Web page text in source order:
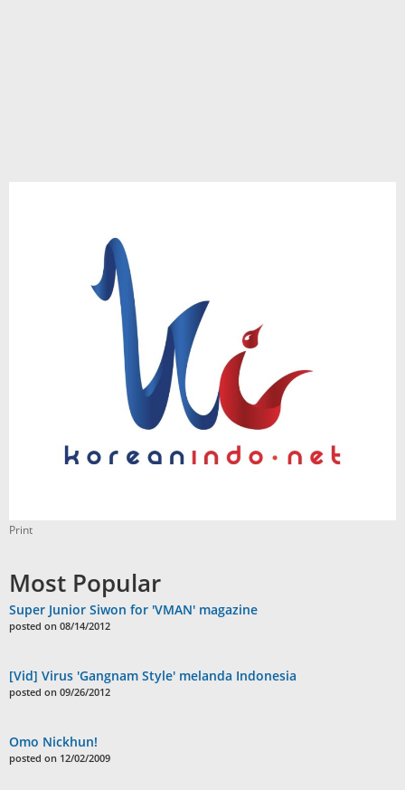
Print
Most Popular
Super Junior Siwon for 'VMAN' magazine
posted on 08/14/2012
[Vid] Virus 'Gangnam Style' melanda Indonesia
posted on 09/26/2012
Omo Nickhun!
posted on 12/02/2009